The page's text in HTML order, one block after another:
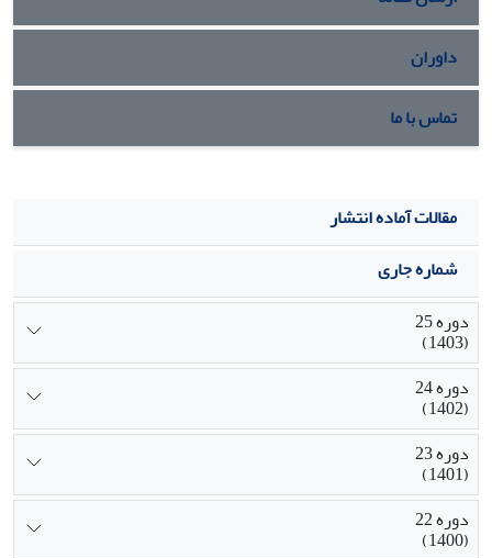
داوران
تماس با ما
مقالات آماده انتشار
شماره جاری
دوره 25
(1403)
دوره 24
(1402)
دوره 23
(1401)
دوره 22
(1400)